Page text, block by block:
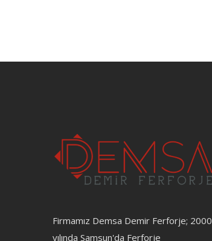
Firmamız Demsa Demir Ferforje; 2000
yılında Samsun'da Ferforje